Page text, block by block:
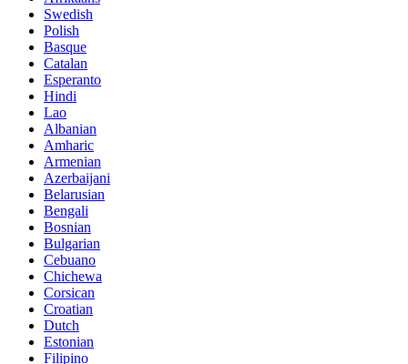
Swedish
Polish
Basque
Catalan
Esperanto
Hindi
Lao
Albanian
Amharic
Armenian
Azerbaijani
Belarusian
Bengali
Bosnian
Bulgarian
Cebuano
Chichewa
Corsican
Croatian
Dutch
Estonian
Filipino